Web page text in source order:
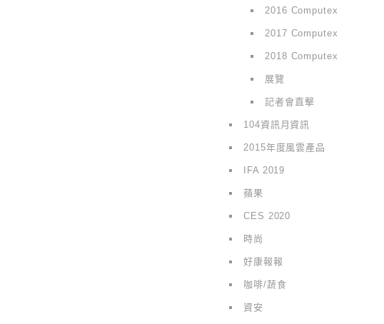
2016 Computex
2017 Computex
2018 Computex
展覽
記者會直擊
104資訊月資訊
2015年度風雲產品
IFA 2019
蘋果
CES 2020
時尚
好康報報
咖啡/蔬食
資安